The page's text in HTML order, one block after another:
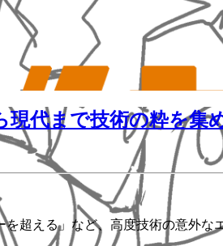
代まで技術の粋を集
超える」など、高度技術の意外な